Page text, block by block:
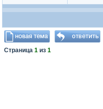
Страница 1 из 1